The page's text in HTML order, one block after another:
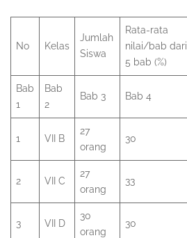
No Kelas
Jumlah
Siswa
Rata-rata
nilai/bab dari
5 bab (%)
Bab
1
Bab
2
Bab 3 Bab 4
1 VII B
27
orang
30
2 VII C
27
orang
33
3 VII D
30
orang
30